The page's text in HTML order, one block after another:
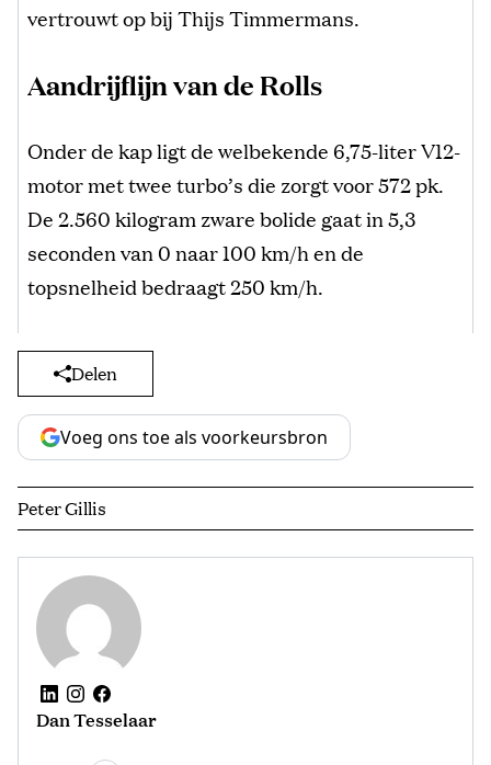
vertrouwt op bij Thijs Timmermans.
Aandrijflijn van de Rolls
Onder de kap ligt de welbekende 6,75-liter V12-
motor met twee turbo’s die zorgt voor 572 pk.
De 2.560 kilogram zware bolide gaat in 5,3
seconden van 0 naar 100 km/h en de
topsnelheid bedraagt 250 km/h.
Delen
Voeg ons toe als voorkeursbron
Peter Gillis
Dan Tesselaar